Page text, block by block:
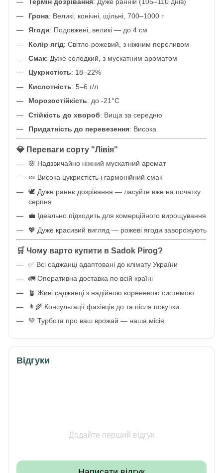
Термін дозрівання: Дуже ранній (105–110 днів)
Грона: Великі, конічні, щільні, 700–1000 г
Ягоди: Подовжені, великі — до 4 см
Колір ягід: Світло-рожевий, з ніжним переливом
Смак: Дуже солодкий, з мускатним ароматом
Цукристість: 18–22%
Кислотність: 5–6 г/л
Морозостійкість: до -21°C
Стійкість до хвороб: Вища за середню
Придатність до перевезення: Висока
💎 Переваги сорту "Лівія"
🌸 Надзвичайно ніжний мускатний аромат
🍬 Висока цукристість і гармонійний смак
🕊️ Дуже раннє дозрівання — ласуйте вже на початку
серпня
💼 Ідеально підходить для комерційного вирощування
💖 Дуже красивий вигляд — рожеві ягоди заворожують
🛒 Чому варто купити в Sadok Pirog?
✅ Всі саджанці адаптовані до клімату України
🚛 Оперативна доставка по всій країні
🪴 Живі саджанці з надійною кореневою системою
👩‍🌾 Консультації фахівців до та після покупки
💚 Турбота про ваш врожай — наша місія
Відгуки
Додайте перший відгук